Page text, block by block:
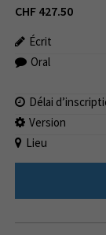
CHF 427.50
Écrit
Oral
Délai
Version
Lieu